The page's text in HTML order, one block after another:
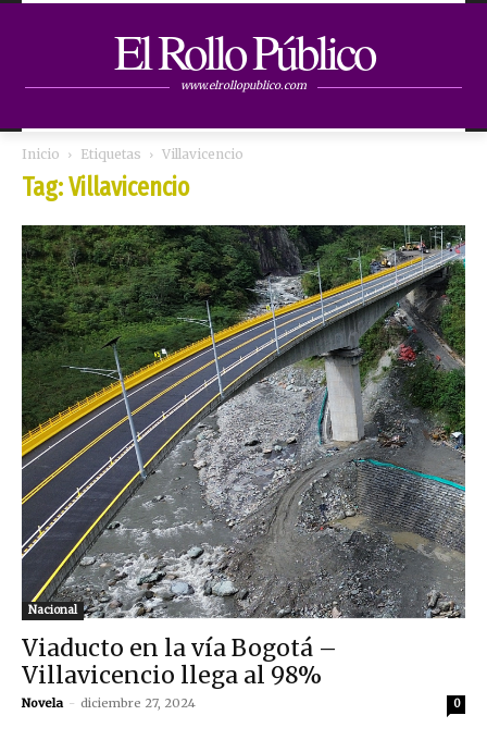
El Rollo Público
www.elrollopublico.com
Inicio Etiquetas Villavicencio
Tag: Villavicencio
Nacional
Viaducto en la vía Bogotá –
Villavicencio llega al 98%
Novela - diciembre 27, 2024 0